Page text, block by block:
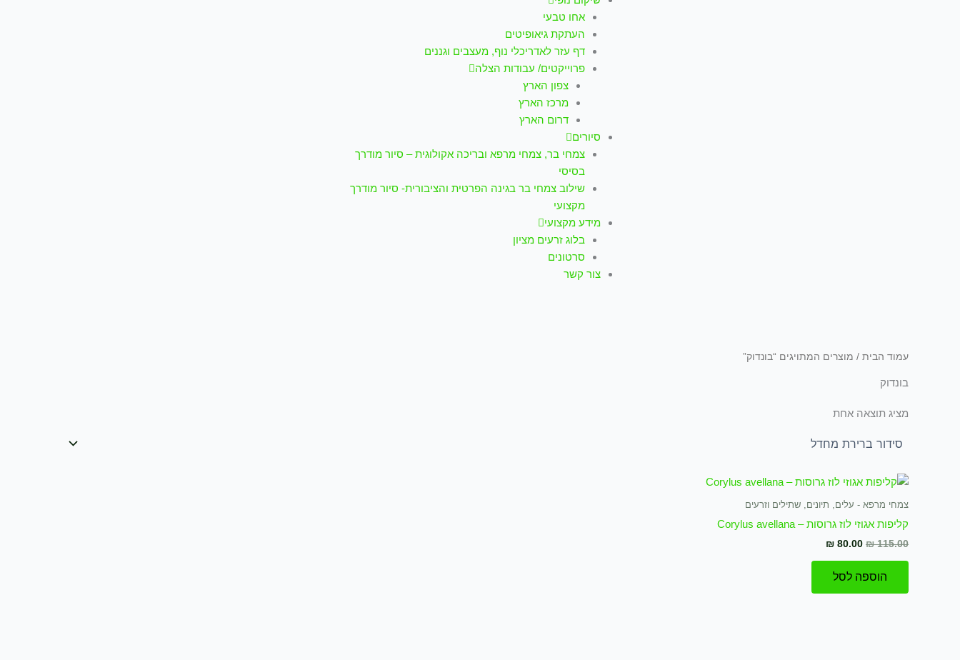
אחו טבעי
העתקת גיאופיטים
דף עזר לאדריכלי נוף, מעצבים וגננים
פרוייקטים/ עבודות הצלה
צפון הארץ
מרכז הארץ
דרום הארץ
סיורים
צמחי בר, צמחי מרפא ובריכה אקולוגית – סיור מודרך
בסיסי
שילוב צמחי בר בגינה הפרטית והציבורית- סיור מודרך
מקצועי
מידע מקצועי
בלוג זרעים מציון
סרטונים
צור קשר
עמוד הבית / מוצרים המתויגים “בונדוק”
בונדוק
מציג תוצאה אחת
צמחי מרפא - עלים, תיונים, שתילים וזרעים
קליפות אגוזי לוז גרוסות – Corylus avellana
₪115.00
המחיר
היה:
₪ 80.00
המחיר
הוא:
הוספה לסל